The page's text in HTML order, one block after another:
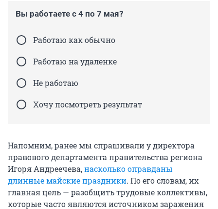
Вы работаете с 4 по 7 мая?
Работаю как обычно
Работаю на удаленке
Не работаю
Хочу посмотреть результат
Напомним, ранее мы спрашивали у директора
правового департамента правительства региона
Игоря Андреечева,насколько оправданы
длинные майские праздники. По его словам, их
главная цель — разобщить трудовые коллективы,
которые часто являются источником заражения